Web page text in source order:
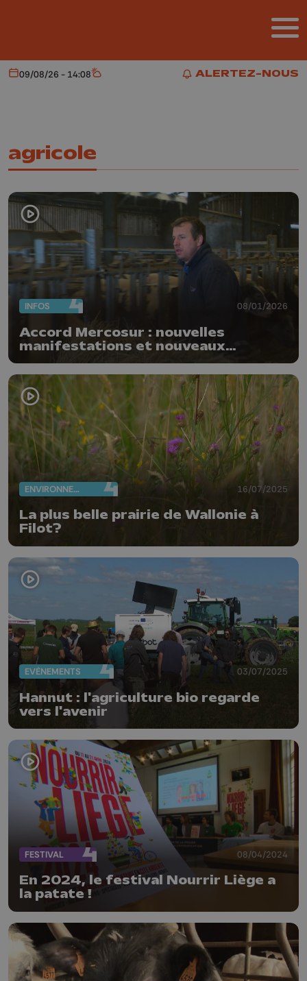
ALERTEZ-NOUS
ALERTEZ-NOUS
Aujourd'hui
09/08/26 - 14:08 Météo
agricole
INFOS 08/01/2026
Accord Mercosur : nouvelles
manifestations et nouveaux
blocages des agriculteurs
ENVIRONNEMENT 16/07/2025
La plus belle prairie de Wallonie à
Filot?
EVÈNEMENTS 03/07/2025
Hannut : l'agriculture bio regarde
vers l'avenir
FESTIVAL 08/04/2024
En 2024, le festival Nourrir Liège a
la patate !